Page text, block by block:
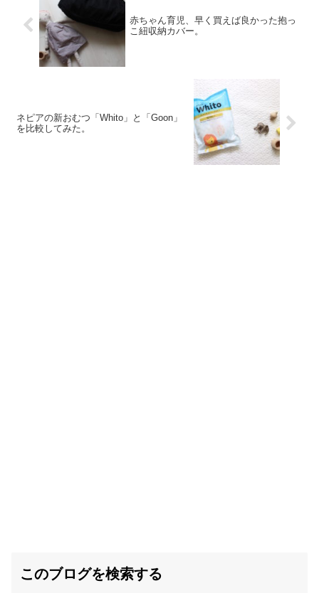
赤ちゃん育児、早く買えば良かった抱っ
こ紐収納カバー。
ネピアの新おむつ「Whito」と「Goon」
を比較してみた。
このブログを検索する